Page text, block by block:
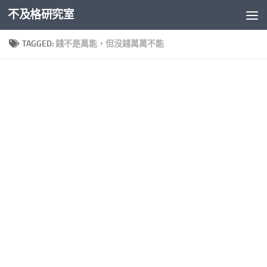
Skip to content
不及格研究室
TAGGED:錢不是萬能，但沒錢萬萬不能